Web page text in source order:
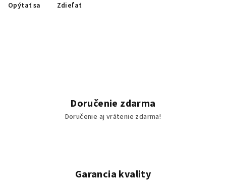
Opýtať sa Zdieľať
Doručenie zdarma
Doručenie aj vrátenie zdarma!
Garancia kvality